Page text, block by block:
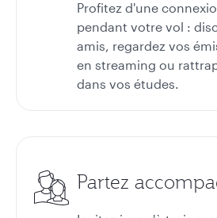
Profitez d'une
pendant votre vol :
amis, regardez vos
en streaming ou
dans vos études.
Partez